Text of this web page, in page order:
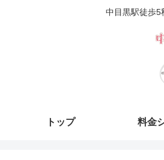
中目黒駅徒歩5
トップ 料金